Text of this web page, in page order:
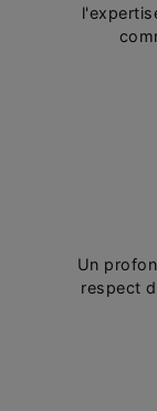
Un
respect